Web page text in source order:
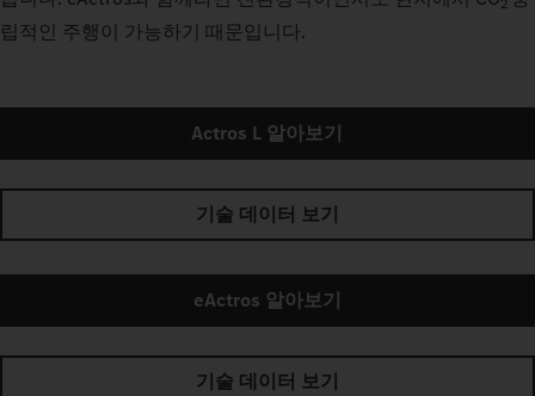
2
립적인 주행이 가능하기 때문입니다.
Actros L 알아보기
기술 데이터 보기
eActros 알아보기
기술 데이터 보기